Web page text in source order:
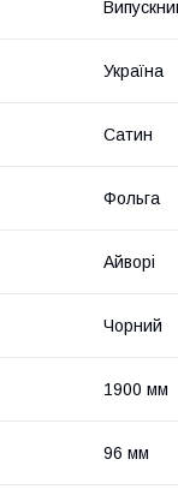
Україна
Сатин
Фольга
Айворі
Чорний
1900 мм
96 мм